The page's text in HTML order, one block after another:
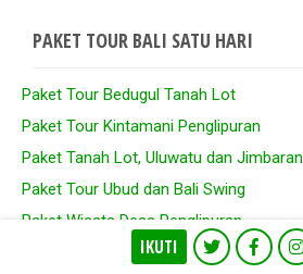
IKUTI
PAKET TOUR BALI SATU HARI
Paket Tour Bedugul Tanah Lot
Paket Tour Kintamani Penglipuran
Paket Tanah Lot, Uluwatu dan Jimbaran
Paket Tour Ubud dan Bali Swing
Paket Wisata Desa Penglipuran
Paket Tour Kintamani Besakih